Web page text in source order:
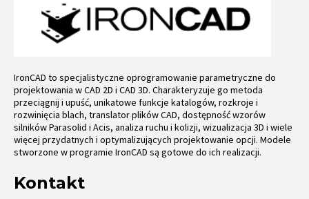
IronCAD to specjalistyczne oprogramowanie parametryczne do
projektowania w CAD 2D i CAD 3D. Charakteryzuje go metoda
przeciągnij i upuść, unikatowe funkcje katalogów, rozkroje i
rozwinięcia blach, translator plików CAD, dostępność wzorów
silników Parasolid i Acis, analiza ruchu i kolizji, wizualizacja 3D i wiele
więcej przydatnych i optymalizujących projektowanie opcji. Modele
stworzone w programie IronCAD są gotowe do ich realizacji.
Kontakt